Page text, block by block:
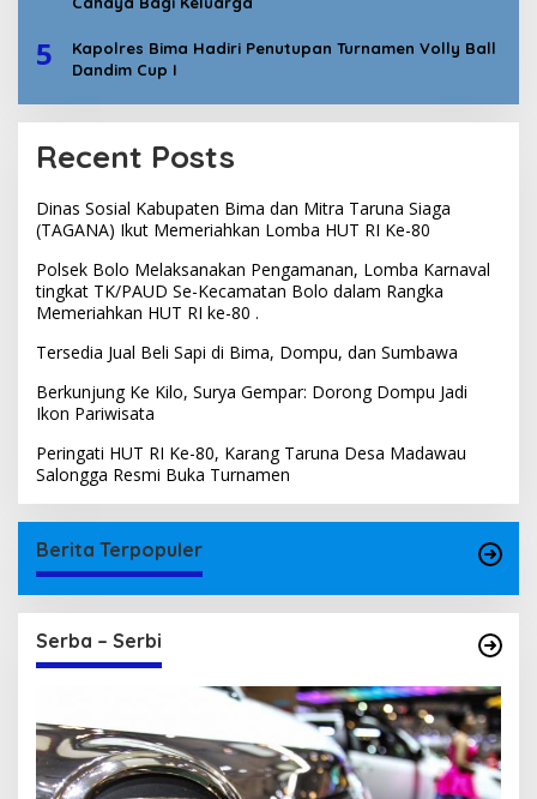
5
Kapolres Bima Hadiri Penutupan Turnamen Volly Ball
Dandim Cup I
Recent Posts
Dinas Sosial Kabupaten Bima dan Mitra Taruna Siaga
(TAGANA) Ikut Memeriahkan Lomba HUT RI Ke-80
Polsek Bolo Melaksanakan Pengamanan, Lomba Karnaval
tingkat TK/PAUD Se-Kecamatan Bolo dalam Rangka
Memeriahkan HUT RI ke-80 .
Tersedia Jual Beli Sapi di Bima, Dompu, dan Sumbawa
Berkunjung Ke Kilo, Surya Gempar: Dorong Dompu Jadi
Ikon Pariwisata
Peringati HUT RI Ke-80, Karang Taruna Desa Madawau
Salongga Resmi Buka Turnamen
Berita Terpopuler
Serba – Serbi